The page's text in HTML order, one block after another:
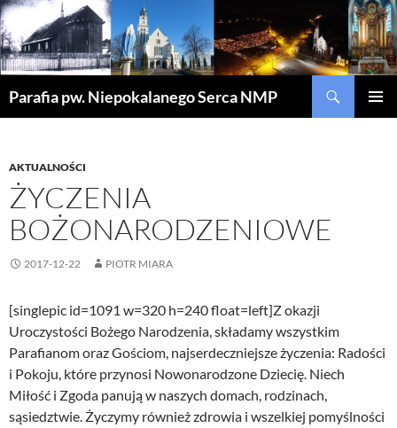
Parafia pw. Niepokalanego Serca NMP
AKTUALNOŚCI
ŻYCZENIA
BOŻONARODZENIOWE
2017-12-22 PIOTR MIARA
[singlepic id=1091 w=320 h=240 float=left]Z okazji
Uroczystości Bożego Narodzenia, składamy wszystkim
Parafianom oraz Gościom, najserdeczniejsze życzenia: Radości
i Pokoju, które przynosi Nowonarodzone Dziecię. Niech
Miłość i Zgoda panują w naszych domach, rodzinach,
sąsiedztwie. Życzymy również zdrowia i wszelkiej pomyślności